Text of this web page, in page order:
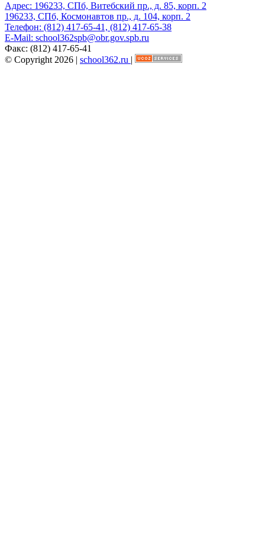
Адрес: 196233, СПб, Витебский пр., д. 85, корп. 2
196233, СПб, Космонавтов пр., д. 104, корп. 2
Телефон: (812) 417-65-41, (812) 417-65-38
E-Mail: school362spb@obr.gov.spb.ru
Факс: (812) 417-65-41
© Copyright 2026 | school362.ru |